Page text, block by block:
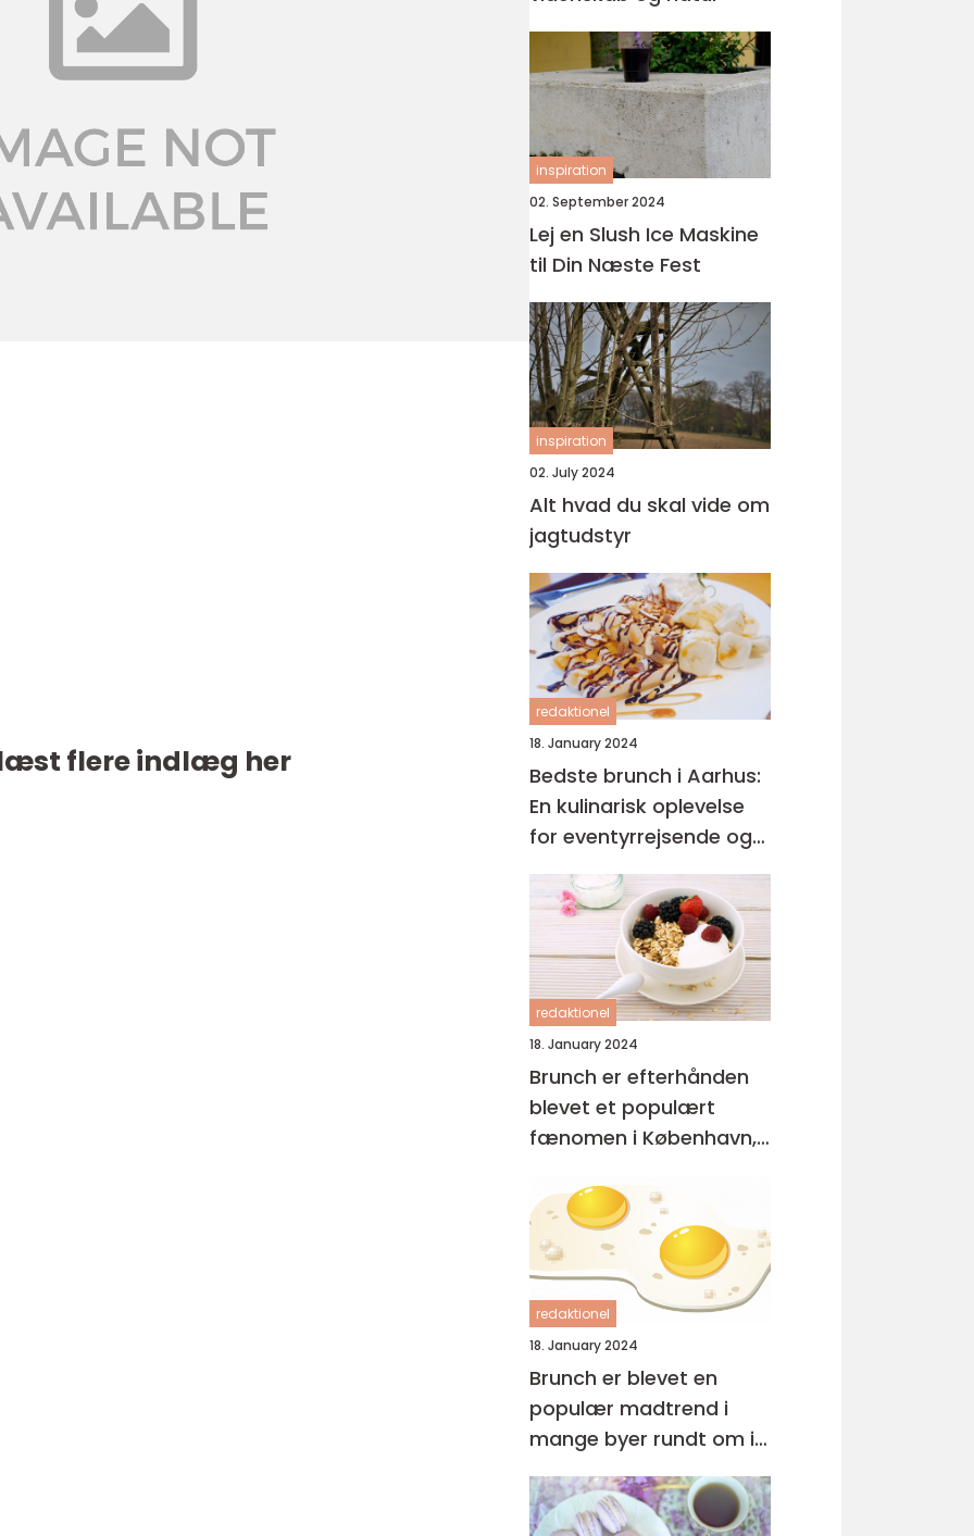
flere indlæg her
inspiration
02. September 2024
Lej en Slush Ice Maskine
til Din Næste Fest
inspiration
02. July 2024
Alt hvad du skal vide om
jagtudstyr
redaktionel
18. January 2024
Bedste brunch i Aarhus:
En kulinarisk oplevelse
for eventyrrejsende og
backpackere
redaktionel
18. January 2024
Brunch er efterhånden
blevet et populært
fænomen i København,
nyder at starte deres
dag med en lækker og
afslappet måltid
redaktionel
18. January 2024
Brunch er blevet en
populær madtrend i
mange byer rundt om i
verden, og Hillerød er
ingen undtagelse